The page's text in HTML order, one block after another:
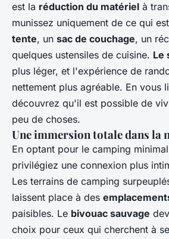
est la réduction du matériel à
munissez uniquement de ce qui
tente, un sac de couchage, un
quelques ustensiles de cuisine. Le
plus léger, et l'expérience de
nettement plus agréable. En vous
découvrez qu'il est possible de
peu de choses.
Une immersion totale dans la
En optant pour le camping
privilégiez une connexion plus
Les terrains de camping
laissent place à des
paisibles. Le bivouac sauvage
choix pour ceux qui cherchent à